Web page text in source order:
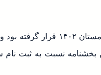
افرادی که در سامانه یکپارچه ثبت نام کردند و اسامی ایشان در بخش زمستان
بخشنامه نسبت به ثبت